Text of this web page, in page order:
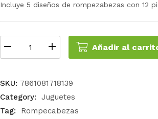
Incluye 5 diseños de rompezabezas con 12
Añadir al
SKU: 7861081718139
Category:
Juguetes
Tag:
Rompecabezas